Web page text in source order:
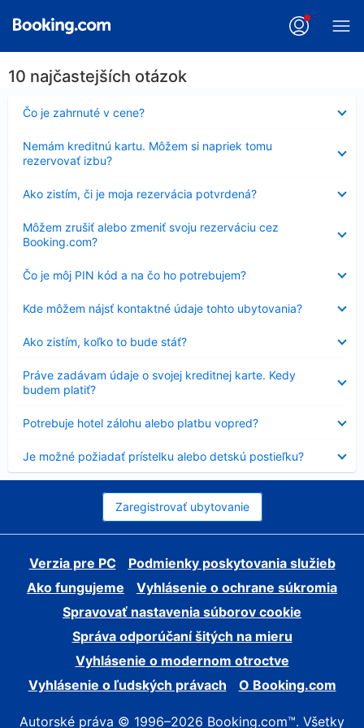
10 najčastejších otázok
Čo je zahrnuté v cene?
Nezobrazuje
sa
Nemám kreditnú kartu. Môžem si napriek tomu
rezervovať izbu?
sa
Ako zistím, či je moja rezervácia potvrdená?
sa
Môžem zrušiť alebo zmeniť svoju rezerváciu cez
Booking.com?
sa
Čo je môj PIN kód a na čo ho potrebujem?
Nezobrazuje
sa
Kde môžem nájsť kontaktné údaje tohto ubytovania?
sa
Ako zistím, koľko to bude stáť?
sa
Práve zadávam údaje o svojej kreditnej karte. Kedy
budem platiť?
sa
Potrebuje hotel zálohu alebo platbu vopred?
sa
Je možné požiadať prístelku alebo detskú postieľku?
sa
Zaregistrovať ubytovanie
Verzia pre PC
Podmienky poskytovania služieb
Ako fungujeme
Vyhlásenie o ochrane súkromia
Spravovať nastavenia súborov cookie
Správa odporúčaní šitých na mieru
Vyhlásenie o modernom otroctve
Vyhlásenie o ľudských právach
O Booking.com
Autorské práva © 1996–2026 Booking.com™. Všetky